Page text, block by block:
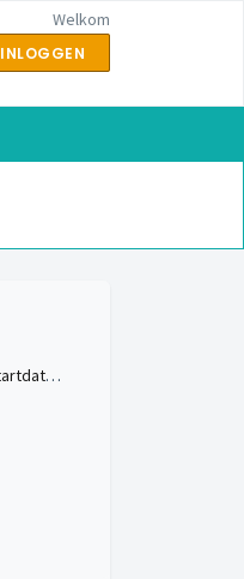
Welkom
INLOGGEN
Wat doet de setting "Pas minimale startdatum aan"?